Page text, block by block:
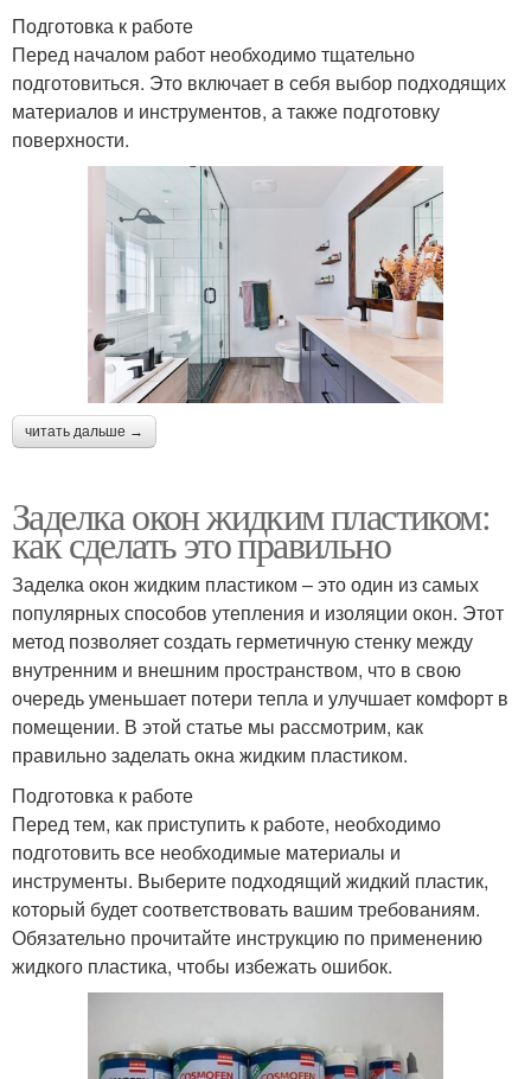
Подготовка к работе
Перед началом работ необходимо тщательно
подготовиться. Это включает в себя выбор подходящих
материалов и инструментов, а также подготовку
поверхности.
читать дальше →
Заделка окон жидким пластиком:
как сделать это правильно
Заделка окон жидким пластиком – это один из самых
популярных способов утепления и изоляции окон. Этот
метод позволяет создать герметичную стенку между
внутренним и внешним пространством, что в свою
очередь уменьшает потери тепла и улучшает комфорт в
помещении. В этой статье мы рассмотрим, как
правильно заделать окна жидким пластиком.
Подготовка к работе
Перед тем, как приступить к работе, необходимо
подготовить все необходимые материалы и
инструменты. Выберите подходящий жидкий пластик,
который будет соответствовать вашим требованиям.
Обязательно прочитайте инструкцию по применению
жидкого пластика, чтобы избежать ошибок.